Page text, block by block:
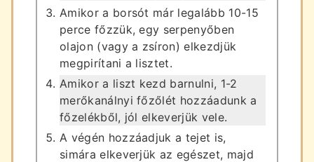
Amikor a borsót már legalább 10-15
perce főzzük, egy serpenyőben
olajon (vagy a zsíron) elkezdjük
megpirítani a lisztet.
Amikor a liszt kezd barnulni, 1-2
merőkanálnyi főzőlét hozzáadunk a
főzelékből, jól elkeverjük vele.
A végén hozzáadjuk a tejet is,
simára elkeverjük az egészet, majd